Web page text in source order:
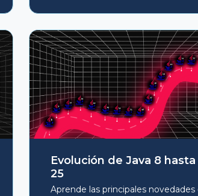
Evolución de Java 8 hasta
25
Aprende las principales novedades